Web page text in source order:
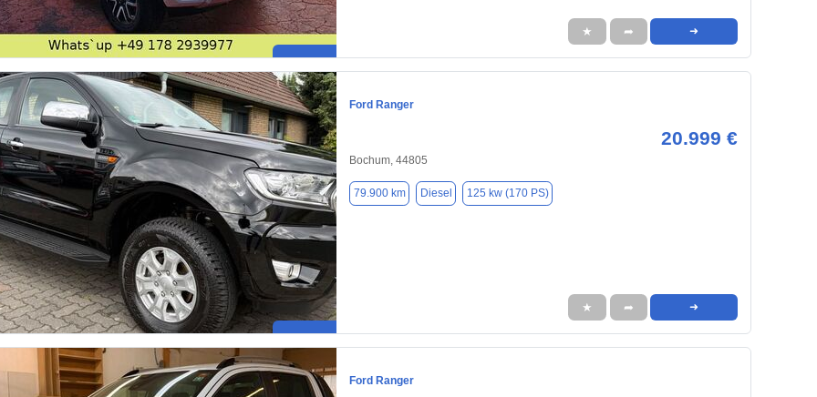
★ ➦ ➜
Ford Ranger
20.999 €
Bochum, 44805
79.900 km Diesel 125 kw (170 PS)
★ ➦ ➜
Ford Ranger